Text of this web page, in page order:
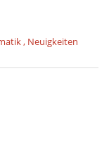
, Neuigkeiten